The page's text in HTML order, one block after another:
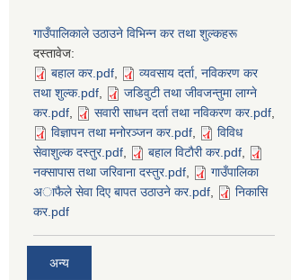
गाउँपालिकाले उठाउने विभिन्न कर तथा शुल्कहरू
दस्तावेज:
बहाल कर.pdf
व्यवसाय दर्ता, नविकरण कर
तथा शुल्क.pdf
जडिवुटी तथा जीवजन्तुमा लाग्ने
कर.pdf
सवारी साधन दर्ता तथा नविकरण कर.pdf
विज्ञापन तथा मनोरञ्जन कर.pdf
विविध
सेवाशुल्क दस्तुर.pdf
बहाल विटाैरी कर.pdf
नक्सापास तथा जरिवाना दस्तुर.pdf
गाउँपालिका
अाफैले सेवा दिए बापत उठाउने कर.pdf
निकासि
कर.pdf
अन्य